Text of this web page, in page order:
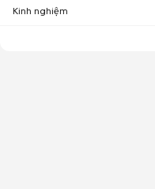
Kinh nghiệm